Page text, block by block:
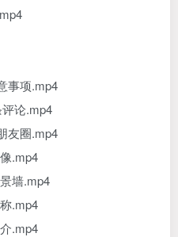
事项.mp4
论.mp4
友圈.mp4
.mp4
墙.mp4
.mp4
.mp4